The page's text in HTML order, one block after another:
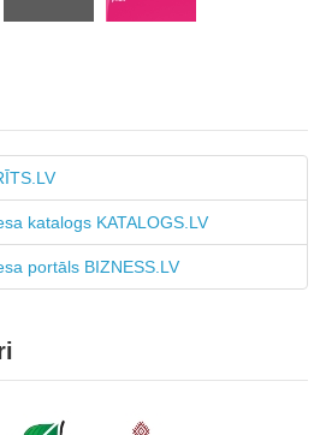
katalogs KATALOGS.LV
portāls BIZNESS.LV